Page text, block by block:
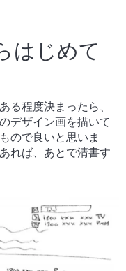
はじめて
る程度決まったら、
デザイン画を描いて
ので良いと思いま
れば、あとで清書す